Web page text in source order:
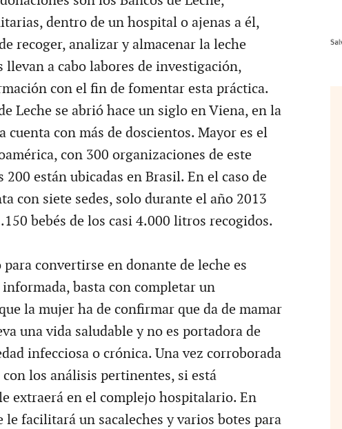
dentro de un hospital o ajenas a él,
recoger, analizar y almacenar la leche
llevan a cabo labores de investigación,
con el fin de fomentar esta práctica.
Leche se abrió hace un siglo en Viena, en la
cuenta con más de doscientos. Mayor es el
con 300 organizaciones de este
200 están ubicadas en Brasil. En el caso de
con siete sedes, solo durante el año 2013
bebés de los casi 4.000 litros recogidos.
convertirse en donante de leche es
basta con completar un
la mujer ha de confirmar que da de mamar
una vida saludable y no es portadora de
infecciosa o crónica. Una vez corroborada
los análisis pertinentes, si está
extraerá en el complejo hospitalario. En
le facilitará un sacaleches y varios botes para